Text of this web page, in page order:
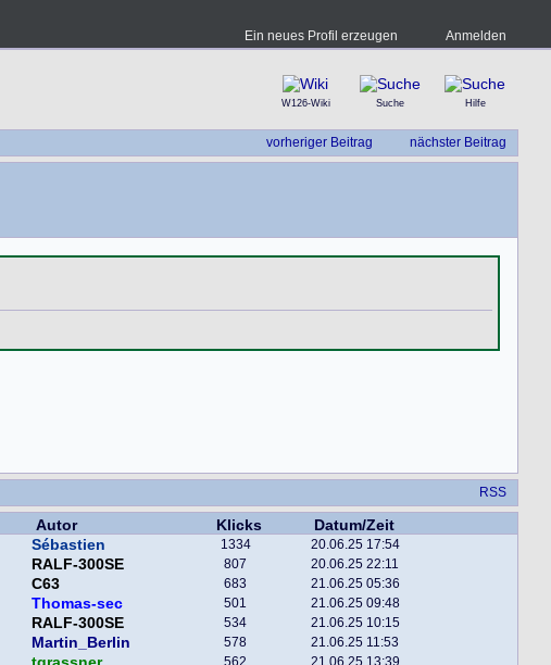
Ein neues Profil erzeugen Anmelden
W126-Wiki Suche Hilfe
vorheriger Beitrag nächster Beitrag
RSS
Autor Klicks
Datum/Zeit
Sébastien 1334 20.06.25 17:54
RALF-300SE 807 20.06.25 22:11
C63 683 21.06.25 05:36
Thomas-sec 501 21.06.25 09:48
RALF-300SE 534 21.06.25 10:15
Martin_Berlin 578 21.06.25 11:53
562 21.06.25 13:39